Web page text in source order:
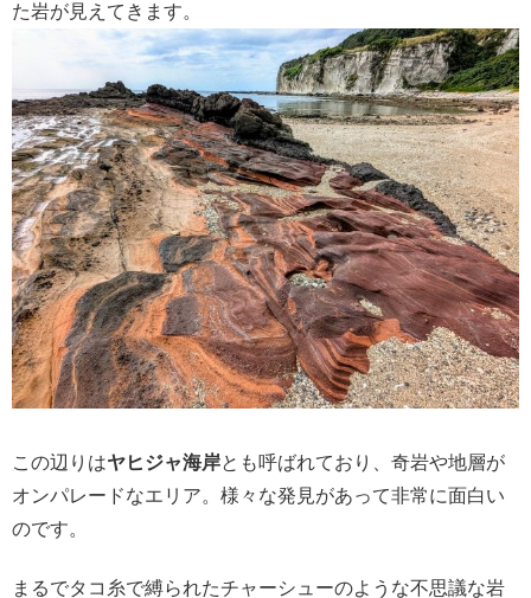
た岩が見えてきます。
この辺りはヤヒジャ海岸とも呼ばれており、奇岩や地層が
オンパレードなエリア。様々な発見があって非常に面白い
のです。
まるでタコ糸で縛られたチャーシューのような不思議な岩